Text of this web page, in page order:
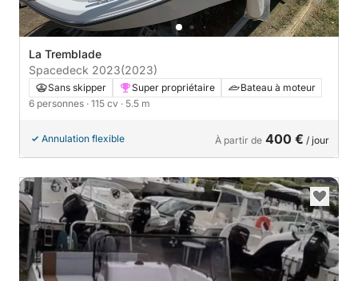
La Tremblade
Spacedeck 2023(2023)
Sans skipper Super propriétaire
Bateau à moteur
6 personnes · 115 cv · 5.5 m
Annulation flexible À partir de 400 € / jour